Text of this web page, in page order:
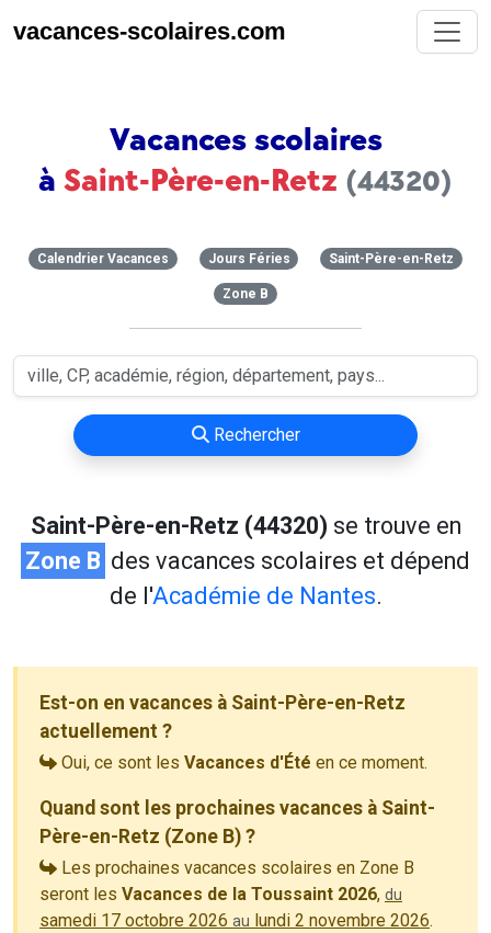
vacances-scolaires.com
Vacances scolaires
à Saint-Père-en-Retz (44320)
Calendrier Vacances Jours Féries Saint-Père-en-Retz
Zone B
Rechercher
Saint-Père-en-Retz (44320) se trouve en
Zone B des vacances scolaires et dépend
de l'Académie de Nantes.
Est-on en vacances à Saint-Père-en-Retz
actuellement ?
Oui, ce sont les Vacances d'Été en ce moment.
Quand sont les prochaines vacances à Saint-
Père-en-Retz (Zone B) ?
Les prochaines vacances scolaires en Zone B
seront les Vacances de la Toussaint 2026, du
samedi 17 octobre 2026 au lundi 2 novembre 2026.